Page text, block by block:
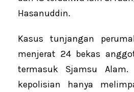
Hasanuddin.
Kasus tunjangan
menjerat 24 bekas
termasuk Sjamsu Alam.
kepolisian hanya